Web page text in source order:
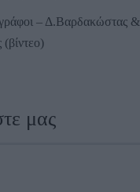
– Δ.Βαρδακώστας &
μας